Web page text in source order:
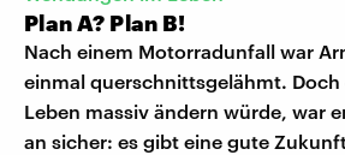
Plan A? Plan B!
Nach einem Motorradunfall war
einmal querschnittsgelähmt.
Leben massiv ändern würde, war
an sicher: es gibt eine gute